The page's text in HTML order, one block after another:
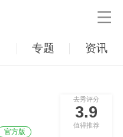

专题 资讯
官方版
去秀评分
3.9
值得推荐